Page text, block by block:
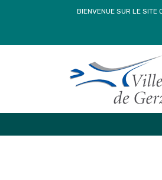
BIENVENUE SUR LE SITE